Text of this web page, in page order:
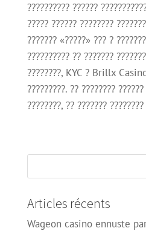
?????????? ??????
????? ?????? ????????
??????? «?????» ??? ?
?????????? ?? ???????
????????, KYC ? Brillx
?????????. ?? ????????
????????, ?? ???????
Articles récents
Wageon casino ennuste